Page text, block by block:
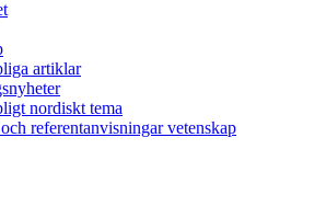
artiklar
nordiskt tema
referentanvisningar vetenskap